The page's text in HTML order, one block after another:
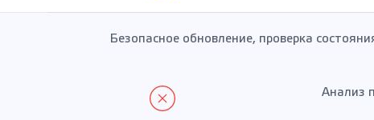
Безопасное обновление, проверка
Анализ